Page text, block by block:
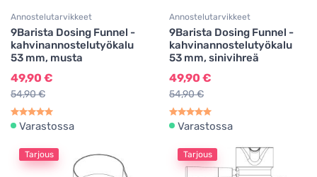
Annostelutarvikkeet
9Barista Dosing Funnel -
kahvinannostelutyökalu
53 mm, musta
49,90 €
54,90 €
Varastossa
Annostelutarvikkeet
9Barista Dosing Funnel -
kahvinannostelutyökalu
53 mm, sinivihreä
49,90 €
54,90 €
Varastossa
Tarjous Tarjous